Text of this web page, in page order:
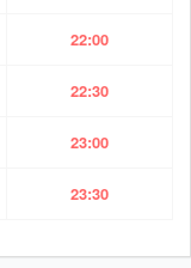
22:00
22:30
23:00
23:30